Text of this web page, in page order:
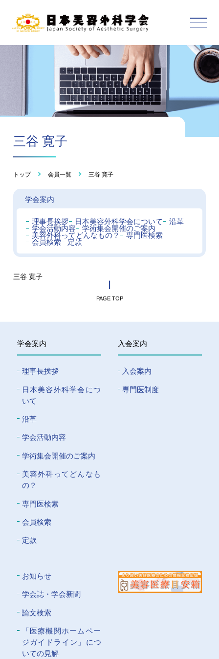
三谷 寛子
トップ 会員一覧 三谷 寛子
学会案内
理事長挨拶 日本美容外科学会について
沿革
学会活動内容
学術集会開催のご案内
美容外科ってどんなもの？
専門医検索
会員検索
定款
三谷 寛子
PAGE TOP
学会案内
理事長挨拶
⽇本美容外科学会につ
いて
沿革
学会活動内容
学術集会開催のご案内
美容外科ってどんなも
の？
専門医検索
会員検索
定款
入会案内
入会案内
専門医制度
お知らせ
学会誌・学会新聞
論文検索
「医療機関ホームペー
ジガイドライン」につ
いての⾒解